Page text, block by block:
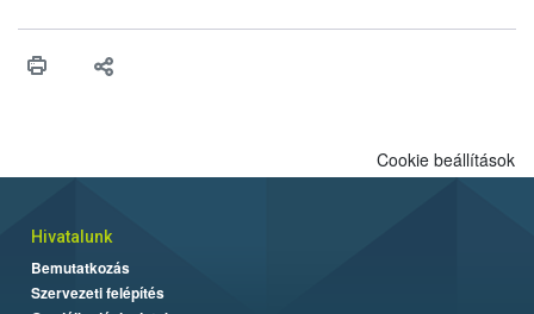
vonni az ebek viselkedésének megítélésében jártas szakértőt.
Cookie beállítások
Hivatalunk
Bemutatkozás
Szervezeti felépítés